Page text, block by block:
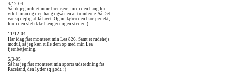
4/12-04
Så fik jeg ordnet mine bremsere, fordi den hang for
vildt foran og den hang også i en af tromlerne. Så Det
var sq dejlig at få lavet. Og nu kører den bare perfekt,
fordi den slet ikke hænger nogen steder :)
11/12-04
Har idag fået monteret min Lea 826. Samt et rudehejs
modul, så jeg kan rulle dem op med min Lea
fjernbetjening.
5/3-05
Så har jeg fået monteret min sports udstødning fra
Raceland, den lyder sq godt. :)